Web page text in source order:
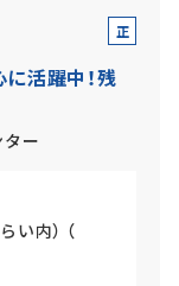
正
員
活躍中！残
ー
内） （